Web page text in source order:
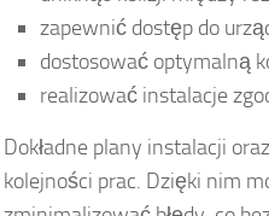
zapewnić dostęp do
dostosować optymalną
realizować instalacje
Dokładne plany instalacji
kolejności prac. Dzięki nim